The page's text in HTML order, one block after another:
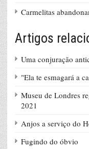
Carmelitas
Artigos
Uma conjuração
"Ela te esmagará a
Museu de Londres
2021
Anjos a serviço do
Fugindo do óbvio